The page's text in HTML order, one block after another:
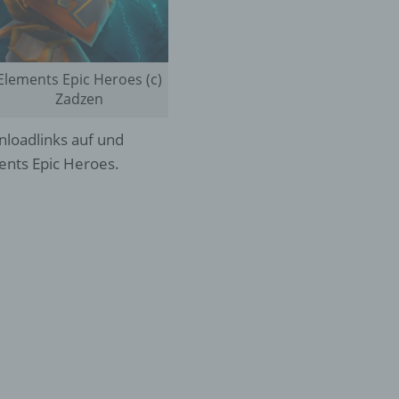
Epic Heroes (c)
Zadzen
auf und
Epic Heroes.